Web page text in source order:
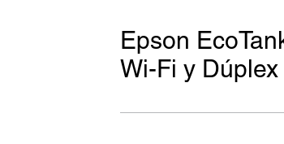
Epson
Wi-Fi y Dúplex